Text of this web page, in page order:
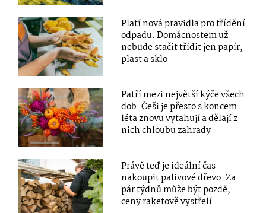
Platí nová pravidla pro třídění
odpadu: Domácnostem už
nebude stačit třídit jen papír,
plast a sklo
Patří mezi největší kýče všech
dob. Češi je přesto s koncem
léta znovu vytahují a dělají z
nich chloubu zahrady
Právě teď je ideální čas
nakoupit palivové dřevo. Za
pár týdnů může být pozdě,
ceny raketově vystřelí